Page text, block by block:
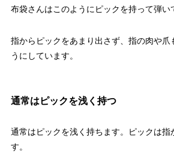
布袋さんはこのようにピックを持って弾い
指からピックをあまり出さず、指の肉や爪
うにしています。
通常はピックを浅く持つ
通常はピックを浅く持ちます。ピックは指
す。